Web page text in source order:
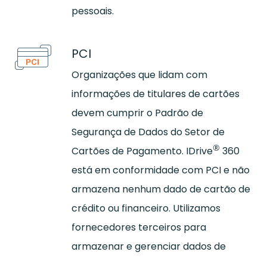
pessoais.
PCI
Organizações que lidam com
informações de titulares de cartões
devem cumprir o Padrão de
Segurança de Dados do Setor de
Cartões de Pagamento. IDrive® 360
está em conformidade com PCI e não
armazena nenhum dado de cartão de
crédito ou financeiro. Utilizamos
fornecedores terceiros para
armazenar e gerenciar dados de